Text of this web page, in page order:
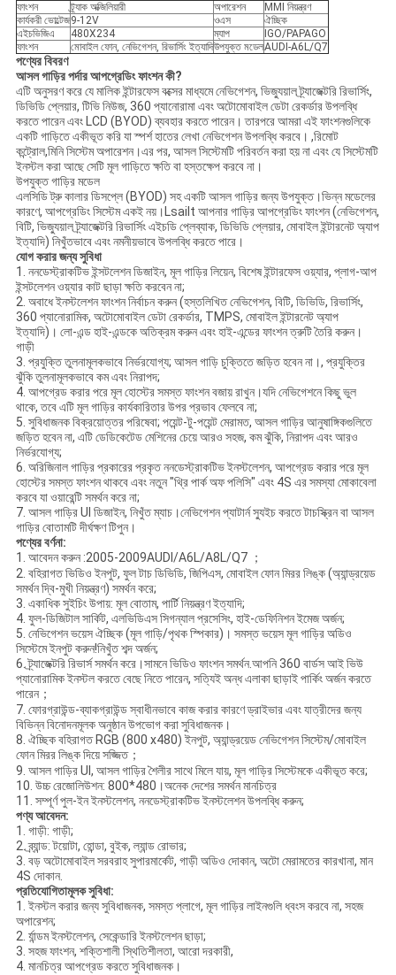
ফাংশন ট্র্যাক অক্জিলিয়ারী অপারেশন
MMI নিয়ন্ত্রণ
কার্যকরী ভোল্টেজ9-12V ওএস
ঐচ্ছিক
এইচভিজিএ
480X234 ম্যাপ
IGO/PAPAGO
ফাংশন
মোবাইল ফোন, নেভিগেশন, রিভার্সিং ইত্যাদিউপযুক্ত মডেলAUDI-A6L/Q7
পণ্যের বিবরণ
আসল গাড়ির পর্দার আপগ্রেডিং ফাংশন কী?
এটি অনুসরণ করে যে মালিক ইন্টারফেস বক্সের মাধ্যমে নেভিগেশন, ভিজ্যুয়াল ট্র্যাজেক্টরি রিভার্সিং,
ডিভিডি প্লেয়ার, টিভি নিউজ, 360 প্যানোরামা এবং অটোমোবাইল ডেটা রেকর্ডার উপলব্ধি
করতে পারেন এবং LCD (BYOD) ব্যবহার করতে পারেন। তারপরে আমরা এই ফাংশনগুলিকে
একটি গাড়িতে একীভূত করি যা স্পর্শ হাতের লেখা নেভিগেশন উপলব্ধি করবে। ,রিমোট
কন্ট্রোল,মিনি সিস্টেম অপারেশন।এর পর, আসল সিস্টেমটি পরিবর্তন করা হয় না এবং যে সিস্টেমটি
ইনস্টল করা আছে সেটি মূল গাড়িতে ক্ষতি বা হস্তক্ষেপ করবে না।
উপযুক্ত গাড়ির মডেল
এলসিডি ট্রু কালার ডিসপ্লে (BYOD) সহ একটি আসল গাড়ির জন্য উপযুক্ত।ভিন্ন মডেলের
কারণে, আপগ্রেডিং সিস্টেম একই নয়।Lsailt আপনার গাড়ির আপগ্রেডিং ফাংশন (নেভিগেশন,
বিটি, ভিজ্যুয়াল ট্র্যাজেক্টরি রিভার্সিং এইচডি প্লেব্যাক, ডিভিডি প্লেয়ার, মোবাইল ইন্টারনেট অ্যাপ
ইত্যাদি) নিখুঁতভাবে এবং নমনীয়ভাবে উপলব্ধি করতে পারে।
যোগ করার জন্য সুবিধা
1. ননডেস্ট্রাকটিভ ইন্সটলেশন ডিজাইন, মূল গাড়ির লিয়েন, বিশেষ ইন্টারফেস ওয়্যার, প্লাগ-আপ
ইন্সটলেশন ওয়্যার কাট ছাড়া ক্ষতি করবেন না;
2. অবাধে ইনস্টলেশন ফাংশন নির্বাচন করুন (হস্তলিখিত নেভিগেশন, বিটি, ডিভিডি, রিভার্সিং,
360 প্যানোরামিক, অটোমোবাইল ডেটা রেকর্ডার, TMPS, মোবাইল ইন্টারনেট অ্যাপ
ইত্যাদি)। লো-এন্ড হাই-এন্ডকে অতিক্রম করুন এবং হাই-এন্ডের ফাংশন ত্রুটি তৈরি করুন।
গাড়ী
3. প্রযুক্তি তুলনামূলকভাবে নির্ভরযোগ্য; আসল গাড়ি চুক্তিতে জড়িত হবেন না।, প্রযুক্তির
ঝুঁকি তুলনামূলকভাবে কম এবং নিরাপদ;
4. আপগ্রেড করার পরে মূল হোস্টের সমস্ত ফাংশন বজায় রাখুন।যদি নেভিগেশনে কিছু ভুল
থাকে, তবে এটি মূল গাড়ির কার্যকারিতার উপর প্রভাব ফেলবে না;
5. সুবিধাজনক বিক্রয়োত্তর পরিষেবা; পয়েন্ট-টু-পয়েন্ট মেরামত, আসল গাড়ির আনুষাঙ্গিকগুলিতে
জড়িত হবেন না, এটি ডেডিকেটেড মেশিনের চেয়ে আরও সহজ, কম ঝুঁকি, নিরাপদ এবং আরও
নির্ভরযোগ্য;
6. অরিজিনাল গাড়ির প্রকারের প্রকৃত ননডেস্ট্রাকটিভ ইনস্টলেশন, আপগ্রেড করার পরে মূল
হোস্টের সমস্ত ফাংশন থাকবে এবং নতুন "থ্রি পার্ক অফ পলিসি" এবং 4S এর সমস্যা মোকাবেলা
করবে যা ওয়ারেন্টি সমর্থন করে না;
7. আসল গাড়ির UI ডিজাইন, নিখুঁত ম্যাচ।নেভিগেশন প্যাটার্ন স্যুইচ করতে টাচস্ক্রিন বা আসল
গাড়ির বোতামটি দীর্ঘক্ষণ টিপুন।
পণ্যের বর্ণনা:
1. আবেদন করুন :2005-2009AUDI/A6L/A8L/Q7 ；
2. বহিরাগত ভিডিও ইনপুট, ফুল টাচ ডিভিডি, জিপিএস, মোবাইল ফোন মিরর লিঙ্ক (অ্যান্ড্রয়েড
সমর্থন দ্বি-মুখী নিয়ন্ত্রণ) সমর্থন করে;
3. একাধিক সুইচিং উপায়: মূল বোতাম, পার্টি নিয়ন্ত্রণ ইত্যাদি;
4. ফুল-ডিজিটাল সার্কিট, এলভিডিএস সিগন্যাল প্রসেসিং, হাই-ডেফিনিশন ইমেজ অর্জন;
5. নেভিগেশন ভয়েস ঐচ্ছিক (মূল গাড়ি/পৃথক স্পিকার)। সমস্ত ভয়েস মূল গাড়ির অডিও
সিস্টেমে ইনপুট করুন!নিখুঁত শব্দ অর্জন;
6. ট্র্যাজেক্টরি রিভার্স সমর্থন করে।সামনে ভিডিও ফাংশন সমর্থন.আপনি 360 বার্ডস আই ভিউ
প্যানোরামিক ইনস্টল করতে বেছে নিতে পারেন, সত্যিই অন্ধ এলাকা ছাড়াই পার্কিং অর্জন করতে
পারেন；
7. ফোরগ্রাউন্ড-ব্যাকগ্রাউন্ড স্বাধীনভাবে কাজ করার কারণে ড্রাইভার এবং যাত্রীদের জন্য
বিভিন্ন বিনোদনমূলক অনুষ্ঠান উপভোগ করা সুবিধাজনক।
8. ঐচ্ছিক বহিরাগত RGB (800 x480) ইনপুট, অ্যান্ড্রয়েড নেভিগেশন সিস্টেম/মোবাইল
ফোন মিরর লিঙ্ক দিয়ে সজ্জিত；
9. আসল গাড়ির UI, আসল গাড়ির শৈলীর সাথে মিলে যায়, মূল গাড়ির সিস্টেমকে একীভূত করে;
10. উচ্চ রেজোলিউশন: 800*480।অনেক দেশের সমর্থন মানচিত্র
11. সম্পূর্ণ পুল-ইন ইনস্টলেশন, ননডেস্ট্রাকটিভ ইনস্টলেশন উপলব্ধি করুন;
পণ্য আবেদন:
1. গাড়ী: গাড়ী;
2. ব্র্যান্ড: টয়োটা, হোন্ডা, বুইক, ল্যান্ড রোভার;
3. বড় অটোমোবাইল সরবরাহ সুপারমার্কেট, গাড়ী অডিও দোকান, অটো মেরামতের কারখানা, মান
4S দোকান.
প্রতিযোগিতামূলক সুবিধা:
1. ইনস্টল করার জন্য সুবিধাজনক, সমস্ত প্লাগে, মূল গাড়ির লাইনগুলি ধ্বংস করবে না, সহজ
অপারেশন;
2. র্যান্ডম ইনস্টলেশন, সেকেন্ডারি ইনস্টলেশন ছাড়া;
3. সহজ ফাংশন, শক্তিশালী স্থিতিশীলতা, আরো দরকারী,
4. মানচিত্র আপগ্রেড করতে সুবিধাজনক।